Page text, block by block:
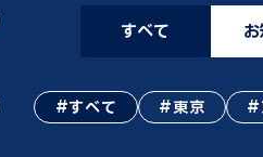
すべて
すべて 東京